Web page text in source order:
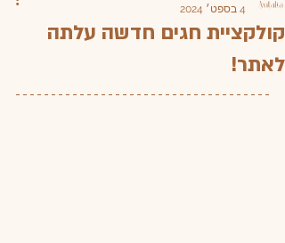
קולקציית חגים חדשה עלתה
לאתר!
4 בספט׳ 2024